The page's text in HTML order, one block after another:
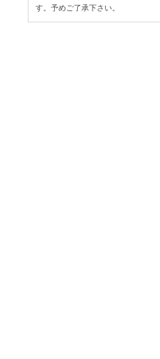
す。予めご了承下さい。